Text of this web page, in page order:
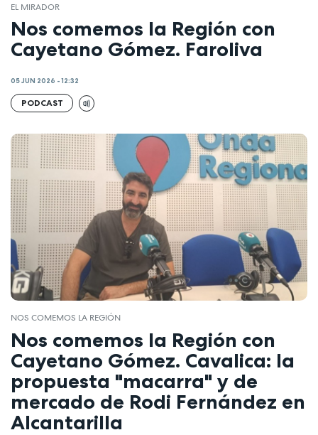
EL MIRADOR
Nos comemos la Región con
Cayetano Gómez. Faroliva
05 JUN 2026 - 12:32
PODCAST
NOS COMEMOS LA REGIÓN
Nos comemos la Región con
Cayetano Gómez. Cavalica: la
propuesta "macarra" y de
mercado de Rodi Fernández en
Alcantarilla